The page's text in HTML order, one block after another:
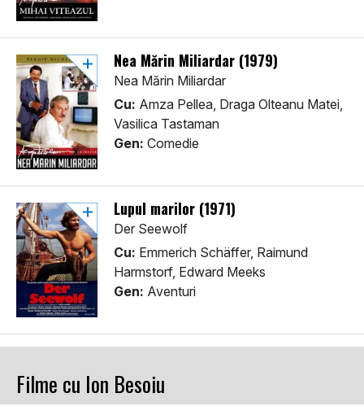
Nea Mărin Miliardar (1979)
Nea Mărin Miliardar
Cu: Amza Pellea, Draga Olteanu Matei,
Vasilica Tastaman
Gen: Comedie
Lupul marilor (1971)
Der Seewolf
Cu: Emmerich Schäffer, Raimund
Harmstorf, Edward Meeks
Gen: Aventuri
Filme cu Ion Besoiu